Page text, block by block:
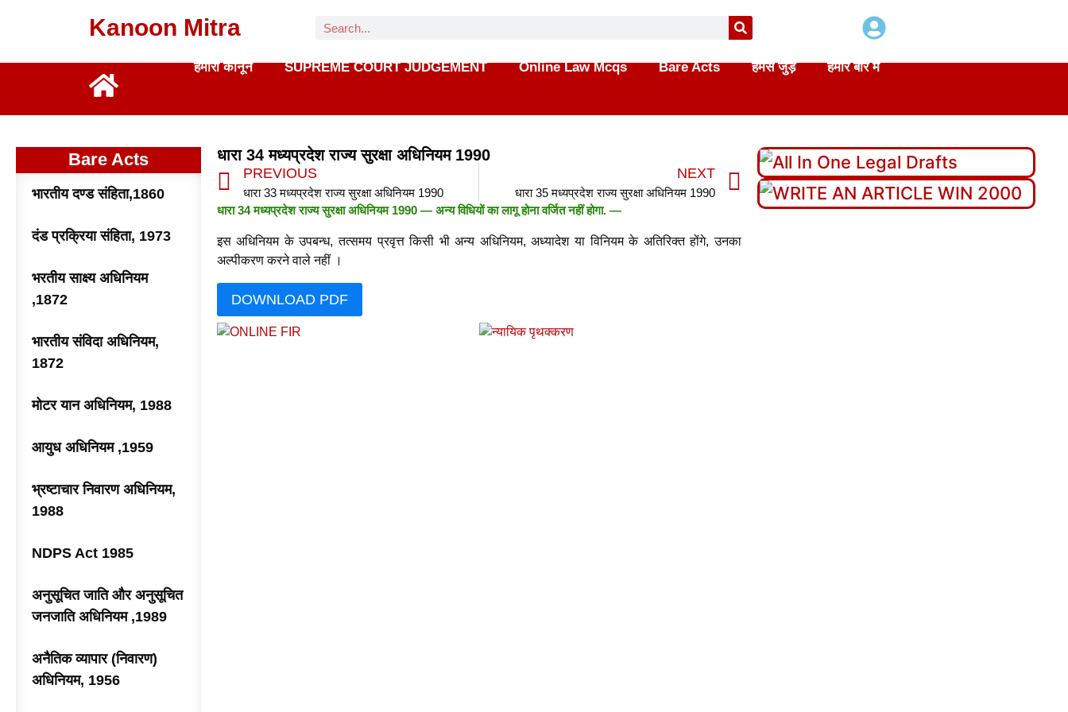
Kanoon Mitra
हमारा कानून SUPREME COURT JUDGEMENT Online Law Mcqs Bare Acts हमसे जुड़े हमारे बारे में
Bare Acts
भारतीय दण्ड संहिता,1860
दंड प्रक्रिया संहिता, 1973
भरतीय साक्ष्य अधिनियम
,1872
भारतीय संविदा अधिनियम,
1872
मोटर यान अधिनियम, 1988
आयुध अधिनियम ,1959
भ्रष्टाचार निवारण अधिनियम,
1988
NDPS Act 1985
अनुसूचित जाति और अनुसूचित
जनजाति अधिनियम ,1989
अनैतिक व्यापार (निवारण)
अधिनियम, 1956
धारा 34 मध्यप्रदेश राज्य सुरक्षा अधिनियम 1990
PREVIOUS
धारा 33 मध्यप्रदेश राज्य सुरक्षा अधिनियम 1990
NEXT
धारा 35 मध्यप्रदेश राज्य सुरक्षा अधिनियम 1990
धारा 34 मध्यप्रदेश राज्य सुरक्षा अधिनियम 1990 — अन्य विधियों का लागू होना वर्जित नहीं होगा. —
इस अधिनियम के उपबन्ध, तत्समय प्रवृत्त किसी भी अन्य अधिनियम, अध्यादेश या विनियम के अतिरिक्त होंगे, उनका
अल्पीकरण करने वाले नहीं ।
DOWNLOAD PDF